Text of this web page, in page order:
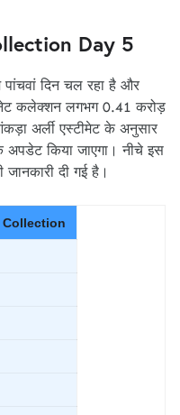
Day 5
दिन चल रहा है और
कलेक्शन लगभग 0.41 करोड़
अर्ली एस्टीमेट के अनुसार
किया जाएगा। नीचे इस
दी गई है।
Collection